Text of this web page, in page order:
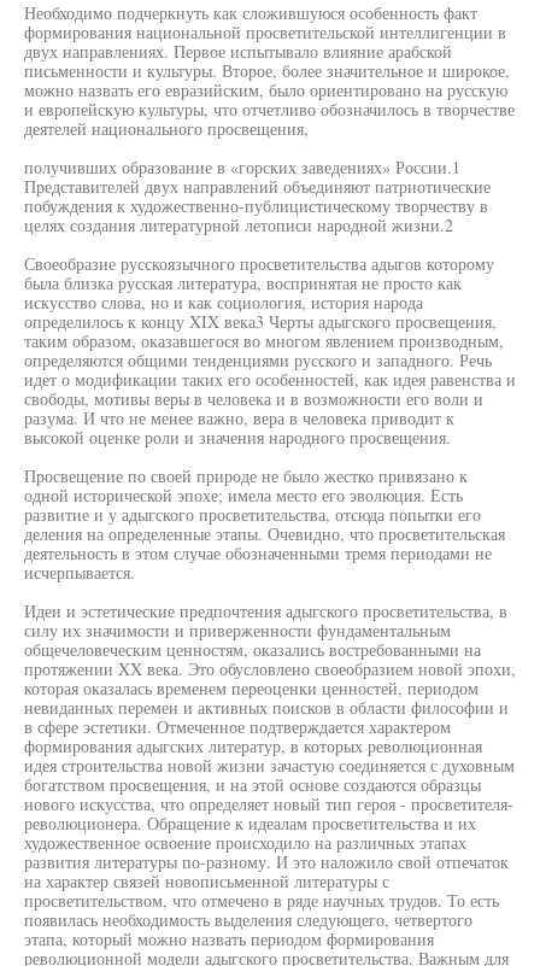
Необходимо подчеркнуть как сложившуюся особенность факт
формирования национальной просветительской интеллигенции в
двух направлениях. Первое испытывало влияние арабской
письменности и культуры. Второе, более значительное и широкое,
можно назвать его евразийским, было ориентировано на русскую
и европейскую культуры, что отчетливо обозначилось в творчестве
деятелей национального просвещения,
получивших образование в «горских заведениях» России.1
Представителей двух направлений объединяют патриотические
побуждения к художественно-публицистическому творчеству в
целях создания литературной летописи народной жизни.2
Своеобразие русскоязычного просветительства адыгов которому
была близка русская литература, воспринятая не просто как
искусство слова, но и как социология, история народа
определилось к концу XIX века3 Черты адыгского просвещения,
таким образом, оказавшегося во многом явлением производным,
определяются общими тенденциями русского и западного. Речь
идет о модификации таких его особенностей, как идея равенства и
свободы, мотивы веры в человека и в возможности его воли и
разума. И что не менее важно, вера в человека приводит к
высокой оценке роли и значения народного просвещения.
Просвещение по своей природе не было жестко привязано к
одной исторической эпохе; имела место его эволюция. Есть
развитие и у адыгского просветительства, отсюда попытки его
деления на определенные этапы. Очевидно, что просветительская
деятельность в этом случае обозначенными тремя периодами не
исчерпывается.
Идеи и эстетические предпочтения адыгского просветительства, в
силу их значимости и приверженности фундаментальным
общечеловеческим ценностям, оказались востребованными на
протяжении XX века. Это обусловлено своеобразием новой эпохи,
которая оказалась временем переоценки ценностей, периодом
невиданных перемен и активных поисков в области философии и
в сфере эстетики. Отмеченное подтверждается характером
формирования адыгских литератур, в которых революционная
идея строительства новой жизни зачастую соединяется с духовным
богатством просвещения, и на этой основе создаются образцы
нового искусства, что определяет новый тип героя - просветителя-
революционера. Обращение к идеалам просветительства и их
художественное освоение происходило на различных этапах
развития литературы по-разному. И это наложило свой отпечаток
на характер связей новописьменной литературы с
просветительством, что отмечено в ряде научных трудов. То есть
появилась необходимость выделения следующего, четвертого
этапа, который можно назвать периодом формирования
революционной модели адыгского просветительства. Важным для